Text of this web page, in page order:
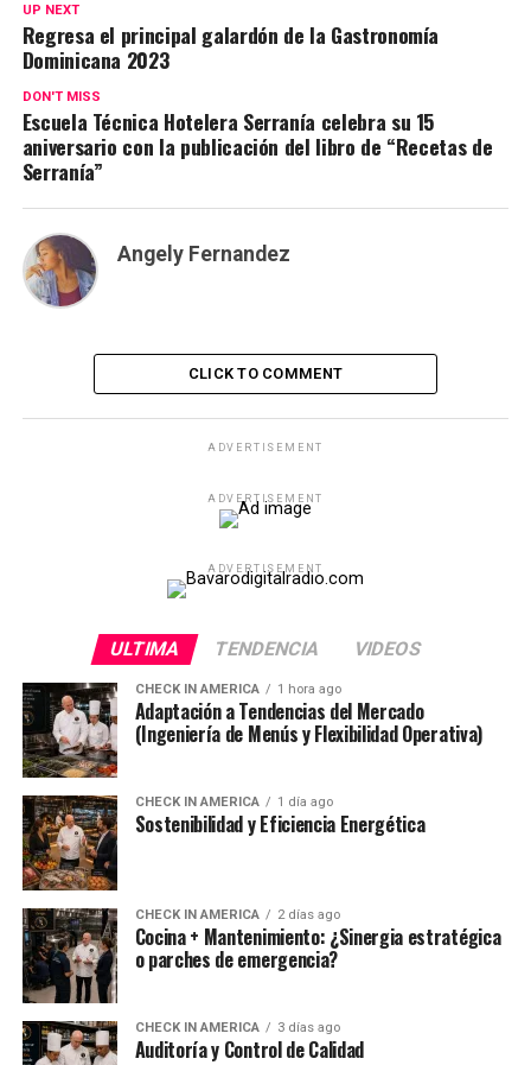
UP NEXT
Regresa el principal galardón de la Gastronomía
Dominicana 2023
DON'T MISS
Escuela Técnica Hotelera Serranía celebra su 15
aniversario con la publicación del libro de “Recetas de
Serranía”
Angely Fernandez
CLICK TO COMMENT
ADVERTISEMENT
ADVERTISEMENT
ADVERTISEMENT
ULTIMA TENDENCIA VIDEOS
CHECK IN AMERICA 1 hora ago
Adaptación a Tendencias del Mercado
(Ingeniería de Menús y Flexibilidad Operativa)
CHECK IN AMERICA 1 día ago
Sostenibilidad y Eficiencia Energética
CHECK IN AMERICA 2 días ago
Cocina + Mantenimiento: ¿Sinergia estratégica
o parches de emergencia?
CHECK IN AMERICA 3 días ago
Auditoría y Control de Calidad